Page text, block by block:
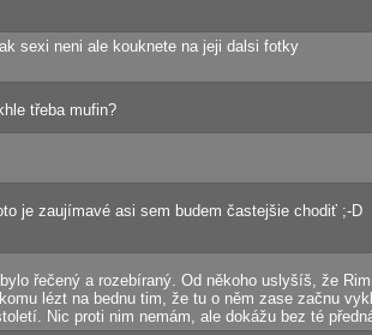
sexi neni ale kouknete na jeji dalsi fotky
třeba mufin?
je zaujímavé asi sem budem častejšie chodiť ;-D
řečený a rozebíraný. Od někoho uslyšíš, že
lézt na bednu tim, že tu o něm zase začnu
Nic proti nim nemám, ale dokážu bez té